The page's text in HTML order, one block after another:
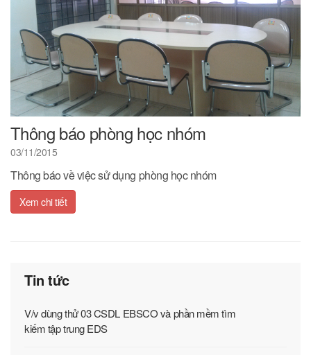
Thông báo phòng học nhóm
03/11/2015
Thông báo về việc sử dụng phòng học nhóm
Xem chi tiết
Tin tức
V/v dùng thử 03 CSDL EBSCO và phần mềm tìm
kiếm tập trung EDS